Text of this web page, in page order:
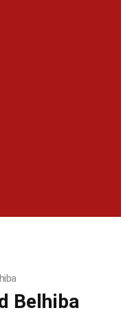
Belhiba